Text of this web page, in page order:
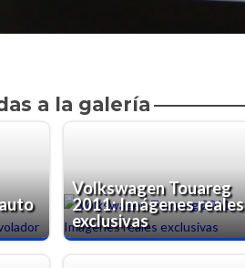
a la galería
Volkswagen Touareg
2011: Imágenes reales
exclusivas